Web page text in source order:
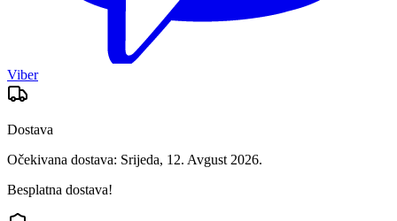
Viber
Dostava
Očekivana dostava: Srijeda, 12. Avgust 2026.
Besplatna dostava!